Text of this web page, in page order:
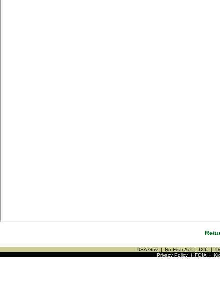
USA Gov | No Fear Act | DOI |
Privacy Policy| FOIA|